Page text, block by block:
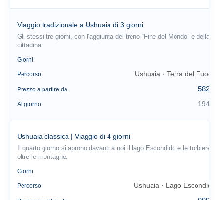
Viaggio tradizionale a Ushuaia di 3 giorni
Gli stessi tre giorni, con l’aggiunta del treno “Fine del Mondo” e della
cittadina.
Giorni
Percorso Ushuaia · Terra del Fuoco
Prezzo a partire da 582 €
Al giorno 194 €
Ushuaia classica | Viaggio di 4 giorni
Il quarto giorno si aprono davanti a noi il lago Escondido e le torbiere
oltre le montagne.
Giorni
Percorso Ushuaia · Lago Escondido